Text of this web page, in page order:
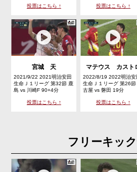
投票はこちら ↑ 投票はこちら ↑
宮城 天
2021/9/22 2021明治安田
生命Ｊ１リーグ 第32節 鹿
島 vs 川崎F 90+4分
投票はこちら ↑
マテウス カスト
2022/8/19 2022明治安
生命Ｊ１リーグ 第26節
古屋 vs 磐田 19分
投票はこちら ↑
フリーキッ